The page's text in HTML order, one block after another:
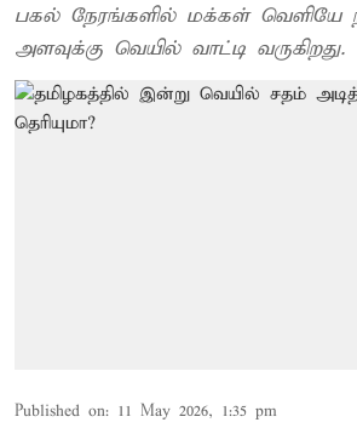
பகல் நேரங்களில் மக்கள் வெளியே
அளவுக்கு வெயில் வாட்டி வருகிறது.
Published on: 11 May 2026, 1:35 pm